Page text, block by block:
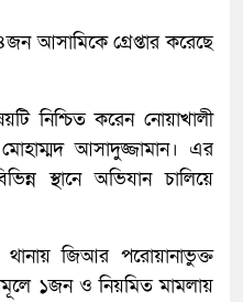
আসামিকে গ্রেপ্তার করেছে
নিশ্চিত করেন নোয়াখালী
আসাদুজ্জামান। এর
স্থানে অভিযান চালিয়ে
জিআর পরোয়ানাভুক্ত
১জন ও নিয়মিত মামলায়